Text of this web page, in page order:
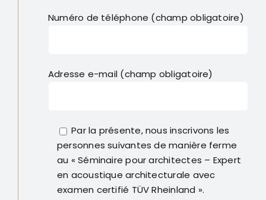
Numéro de téléphone (champ obligatoire)
Adresse e-mail (champ obligatoire)
Par la présente, nous inscrivons les
personnes suivantes de manière ferme
au « Séminaire pour architectes – Expert
en acoustique architecturale avec
examen certifié TÜV Rheinland ».